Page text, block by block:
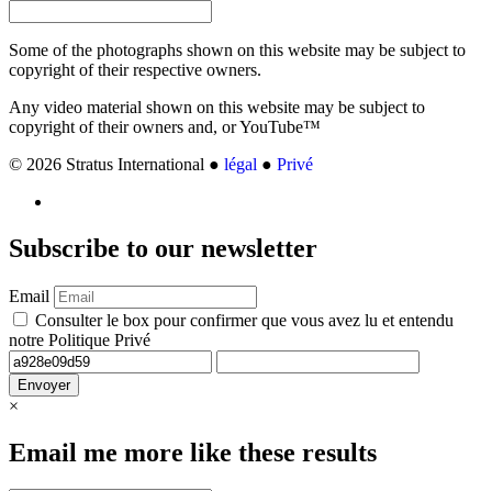
Some of the photographs shown on this website may be subject to
copyright of their respective owners.
Any video material shown on this website may be subject to
copyright of their owners and, or YouTube™
© 2026 Stratus International ● légal ● Privé
Subscribe to our newsletter
Email
Consulter le box pour confirmer que vous avez lu et entendu
notre Politique Privé
Envoyer
×
Email me more like these results